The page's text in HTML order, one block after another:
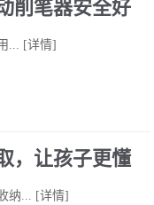
削笔器安全好
... [详情]
，让孩子更懂
纳... [详情]